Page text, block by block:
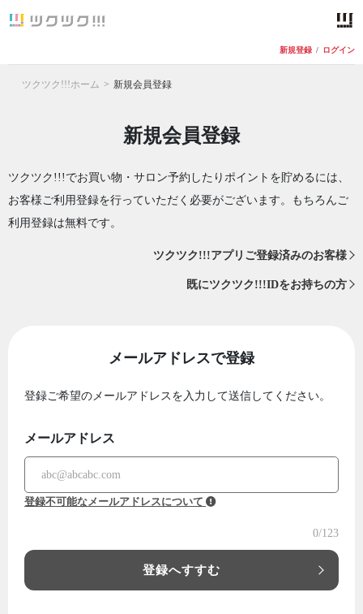
新規登録 / ログイン
ツクツク!!!ホーム 新規会員登録
新規会員登録
ツクツク!!!でお買い物・サロン予約したりポイントを貯めるには、
お客様ご利用登録を行っていただく必要がございます。もちろんご
利用登録は無料です。
ツクツク!!!アプリご登録済みのお客様
既にツクツク!!!IDをお持ちの方
メールアドレスで登録
登録ご希望のメールアドレスを入力して送信してください。
メールアドレス
登録不可能なメールアドレスについて
0/123
登録へすすむ